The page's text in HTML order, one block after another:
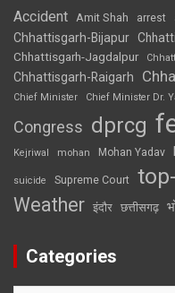
Accident Amit Shah arrest
Chhattisgarh-Bijapur
Chhattisgarh-Jagdalpur
Chhattisgarh-Raigarh
Chief Minister
Chief Minister Dr.
Congress dprcg
Kejriwal mohan Mohan Yadav
suicide Supreme Court
Weather इंदौर छत्तीसगढ़
Categories